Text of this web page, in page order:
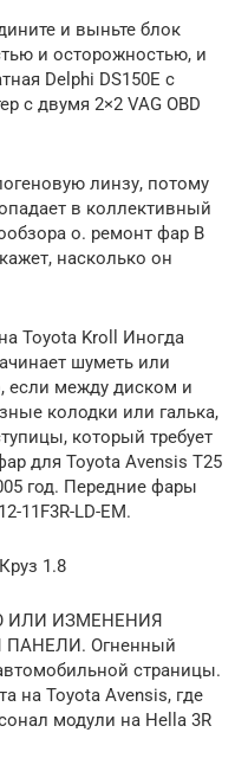
и выньте блок
и осторожностью, и
Delphi DS150E с
с двумя 2×2 VAG OBD
линзу, потому
в коллективный
о. ремонт фар В
насколько он
Toyota Kroll Иногда
шуметь или
если между диском и
колодки или галька,
который требует
для Toyota Avensis T25
год. Передние фары
11F3R-LD-EM.
1.8
ИЛИ ИЗМЕНЕНИЯ
Огненный
страницы.
на Toyota Avensis, где
модули на Hella 3R